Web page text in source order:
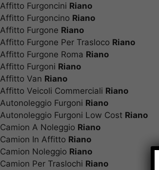
Affitto Furgoncini Riano
Affitto Furgoncino Riano
Affitto Furgone Riano
Affitto Furgone Per Trasloco Riano
Affitto Furgone Roma Riano
Affitto Furgoni Riano
Affitto Van Riano
Affitto Veicoli Commerciali Riano
Autonoleggio Furgoni Riano
Autonoleggio Furgoni Low Cost Riano
Camion A Noleggio Riano
Camion In Affitto Riano
Camion Noleggio Riano
Camion Per Traslochi Riano